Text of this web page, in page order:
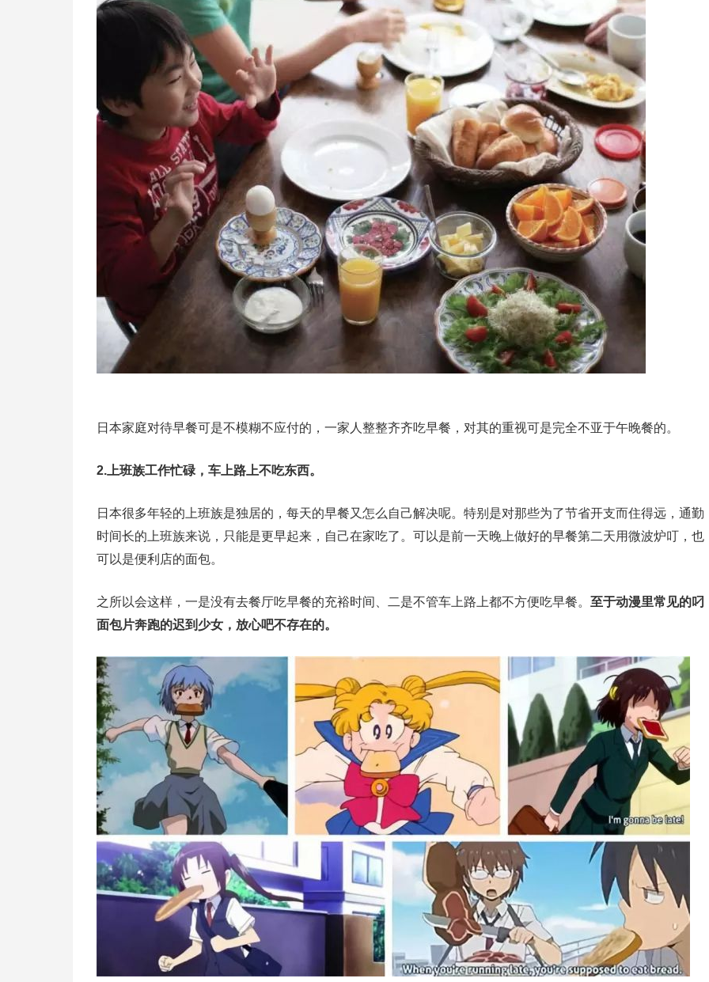
日本家庭对待早餐可是不模糊不应付的，一家人整整齐齐吃早餐，对其的重视可是完全不亚于午晚餐的。
2.上班族工作忙碌，车上路上不吃东西。
日本很多年轻的上班族是独居的，每天的早餐又怎么自己解决呢。特别是对那些为了节省开支而住得远，通勤
时间长的上班族来说，只能是更早起来，自己在家吃了。可以是前一天晚上做好的早餐第二天用微波炉叮，也
可以是便利店的面包。
之所以会这样，一是没有去餐厅吃早餐的充裕时间、二是不管车上路上都不方便吃早餐。 至于动漫里常见的叼
面包片奔跑的迟到少女，放心吧不存在的。